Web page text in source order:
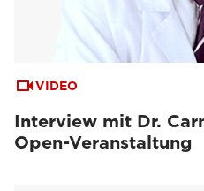
VIDEO
Interview mit Dr.
Open-Veranstaltung